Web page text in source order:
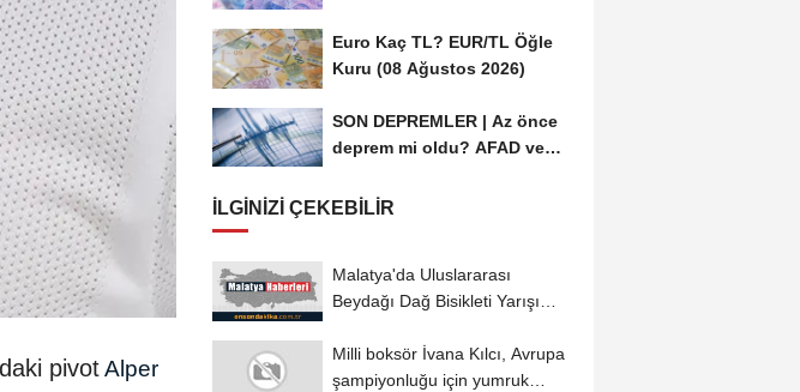
pivotAlper
Euro Kaç TL? EUR/TL Öğle
Kuru (08 Ağustos 2026)
SON DEPREMLER | Az önce
deprem mi oldu? AFAD ve
İLGINIZI ÇEKEBILIR
Malatya'da Uluslararası
Beydağı Dağ Bisikleti Yarışı
Milli boksör İvana Kılcı, Avrupa
şampiyonluğu için yumruk